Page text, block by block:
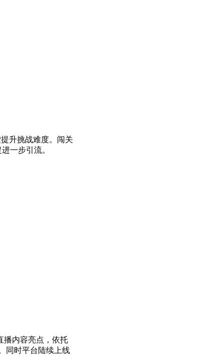
升挑战难度。闯关
一步引流。
播内容亮点，依托
同时平台陆续上线